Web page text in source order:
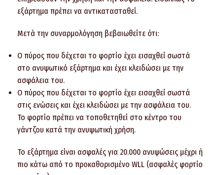
εξάρτημα πρέπει να αντικατασταθεί.
Μετά την συναρμολόγηση βεβαιωθείτε ότι:
Ο πύρος που δέχεται το φορτίο έχει εισαχθεί σωστά
στο ανυψωτικό εξάρτημα και έχει κλειδώσει με την
ασφάλεια του.
Ο πύρος που δέχεται το φορτίο έχει εισαχθεί σωστά
στις ενώσεις και έχει κλειδώσει με την ασφάλεια του.
Το φορτίο πρέπει να τοποθετηθεί στο κέντρο του
γάντζου κατά την ανυψωτική χρήση.
Το εξάρτημα είναι ασφαλές για 20.000 ανυψώσεις μέχρι ή
πιο κάτω από το προκαθορισμένο WLL (ασφαλές φορτίο